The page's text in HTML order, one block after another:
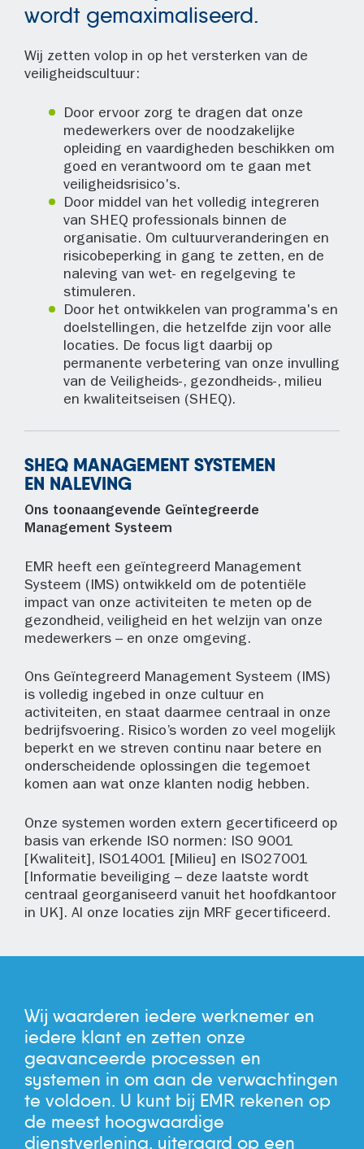
wordt gemaximaliseerd.
Wij zetten volop in op het versterken van de
veiligheidscultuur:
Door ervoor zorg te dragen dat onze
medewerkers over de noodzakelijke
opleiding en vaardigheden beschikken om
goed en verantwoord om te gaan met
veiligheidsrisico's.
Door middel van het volledig integreren
van SHEQ professionals binnen de
organisatie. Om cultuurveranderingen en
risicobeperking in gang te zetten, en de
naleving van wet- en regelgeving te
stimuleren.
Door het ontwikkelen van programma's en
doelstellingen, die hetzelfde zijn voor alle
locaties. De focus ligt daarbij op
permanente verbetering van onze invulling
van de Veiligheids-, gezondheids-, milieu
en kwaliteitseisen (SHEQ).
SHEQ MANAGEMENT SYSTEMEN
EN NALEVING
Ons toonaangevende Geïntegreerde
Management Systeem
EMR heeft een geïntegreerd Management
Systeem (IMS) ontwikkeld om de potentiële
impact van onze activiteiten te meten op de
gezondheid, veiligheid en het welzijn van onze
medewerkers – en onze omgeving.
Ons Geïntegreerd Management Systeem (IMS)
is volledig ingebed in onze cultuur en
activiteiten, en staat daarmee centraal in onze
bedrijfsvoering. Risico’s worden zo veel mogelijk
beperkt en we streven continu naar betere en
onderscheidende oplossingen die tegemoet
komen aan wat onze klanten nodig hebben.
Onze systemen worden extern gecertificeerd op
basis van erkende ISO normen: ISO 9001
[Kwaliteit], ISO14001 [Milieu] en ISO27001
[Informatie beveiliging – deze laatste wordt
centraal georganiseerd vanuit het hoofdkantoor
in UK]. Al onze locaties zijn MRF gecertificeerd.
Wij waarderen iedere werknemer en
iedere klant en zetten onze
geavanceerde processen en
systemen in om aan de verwachtingen
te voldoen. U kunt bij EMR rekenen op
de meest hoogwaardige
dienstverlening, uiteraard op een